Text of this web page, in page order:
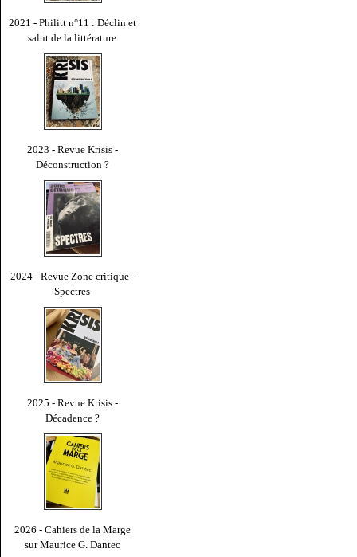
2021 - Philitt n°11 : Déclin et
salut de la littérature
2023 - Revue Krisis -
Déconstruction ?
2024 - Revue Zone critique -
Spectres
2025 - Revue Krisis -
Décadence ?
2026 - Cahiers de la Marge
sur Maurice G. Dantec